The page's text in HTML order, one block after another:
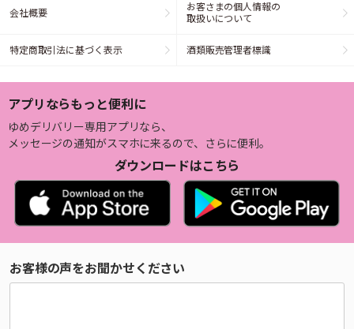
会社概要
お客さまの個人情報の
取扱いについて
特定商取引法に基づく表示 酒類販売管理者標識
アプリならもっと便利に
ゆめデリバリー専用アプリなら、
メッセージの通知がスマホに来るので、さらに便利。
ダウンロードはこちら
お客様の声をお聞かせください